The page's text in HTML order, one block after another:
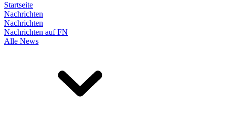
Startseite
Nachrichten
Nachrichten
Nachrichten auf FN
Alle News